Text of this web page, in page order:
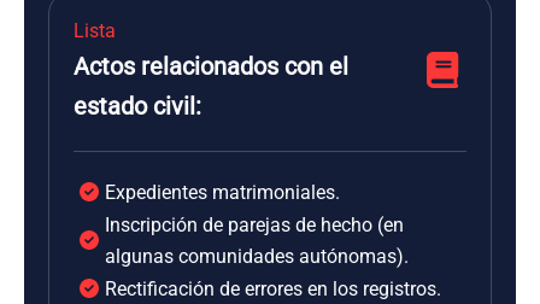
Lista
Actos relacionados con el
estado civil:
Expedientes matrimoniales.
Inscripción de parejas de hecho (en
algunas comunidades autónomas).
Rectificación de errores en los registros.